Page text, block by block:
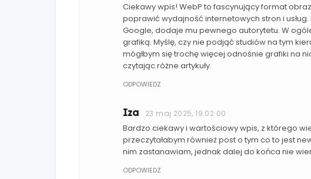
Ciekawy wpis! WebP to fascynujący format
poprawić wydajność internetowych stron i
Google, dodaje mu pewnego autorytetu. W
grafiką. Myślę, czy nie podjąć studiów na tym
mógłbym się trochę więcej odnośnie grafiki na
czytając różne artykuły.
ODPOWIEDZ
Iza 23 maj 2025, 19:02:00
Bardzo ciekawy i wartościowy wpis, z którego
przeczytałabym również post o tym co to jest
nim zastanawiam, jednak dalej do końca nie
ODPOWIEDZ